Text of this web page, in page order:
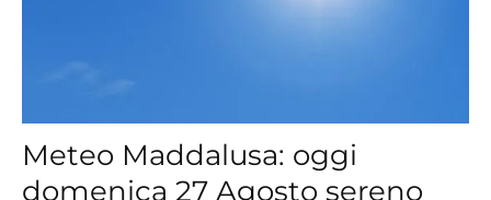
Meteo Maddalusa: oggi
domenica 27 Agosto sereno